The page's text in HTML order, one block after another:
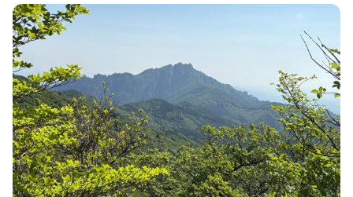
たちは、最初は穏やかなセラピーロードを進むものの、次第にア
ップダウンが続き、岩場や急登が待ち受けています。特に、途中
のハシゴは15箇所もあり、登りと下りを繰り返すため、緊張感が
漂います。 山頂に到達すると、360度の大パノラマが広がり、周囲
の山々や紅葉の美しさに感動することでしょう。登山者たちは、
山頂での達成感と共に、仲間とともに食事を楽しむひとときを過
ごし、心温まる思い出を作ります。特に秋には、アケボノツツジ
やミツバツツジが咲き誇り、色とりどりの景色が楽しめます。 た
だし、コースは整備されているものの、足元には注意が必要で
す。特に雨の後は滑りやすく、慎重に進むことが求められます。
また、風が強い日には体感温度が下がるため、十分な防寒対策が
必要です。登山者たちは、風の強さや寒さに備えて、しっかりと